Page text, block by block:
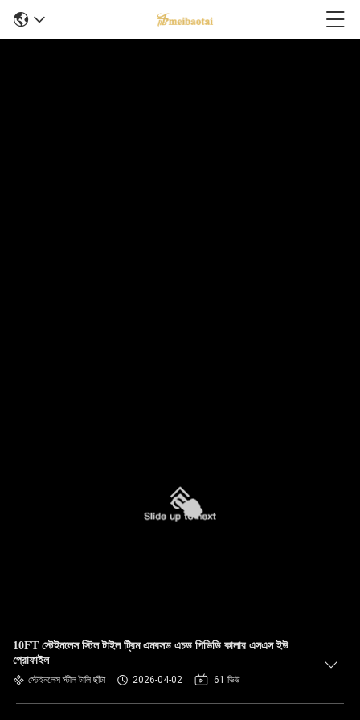
10FT স্টেইনলেস স্টিল টাইল ট্রিম এমবসড এচড পিভিডি কালার এসএস ইউ
প্রোফাইল
স্টেইনলেস স্টীল টালি ছাঁটা 2026-04-02 61 ভিউ